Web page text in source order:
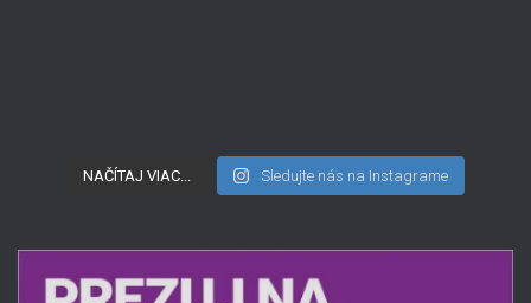
NAČÍTAJ VIAC... Sledujte nás na Instagrame